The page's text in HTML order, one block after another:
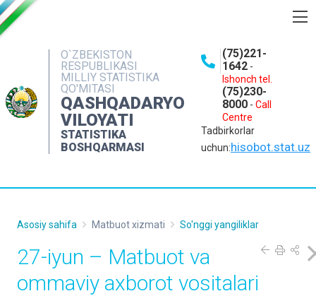
O`ZBEKISTON
RESPUBLIKASI
MILLIY STATISTIKA
QO'MITASI
QASHQADARYO
VILOYATI
STATISTIKA
BOSHQARMASI
(75)221-
1642 -
Ishonch tel.
(75)230-
8000 - Call
Centre
Tadbirkorlar
uchun:hisobot.stat.uz
OCHIQ MA'LUMOTLAR
NASHRLAR
INTERAKTIV XIZMATLAR
MATBUOT XIZMATI
KONTAKTLAR
Asosiy sahifa Matbuot xizmati So'nggi yangiliklar
27-iyun – Matbuot va
ommaviy axborot vositalari